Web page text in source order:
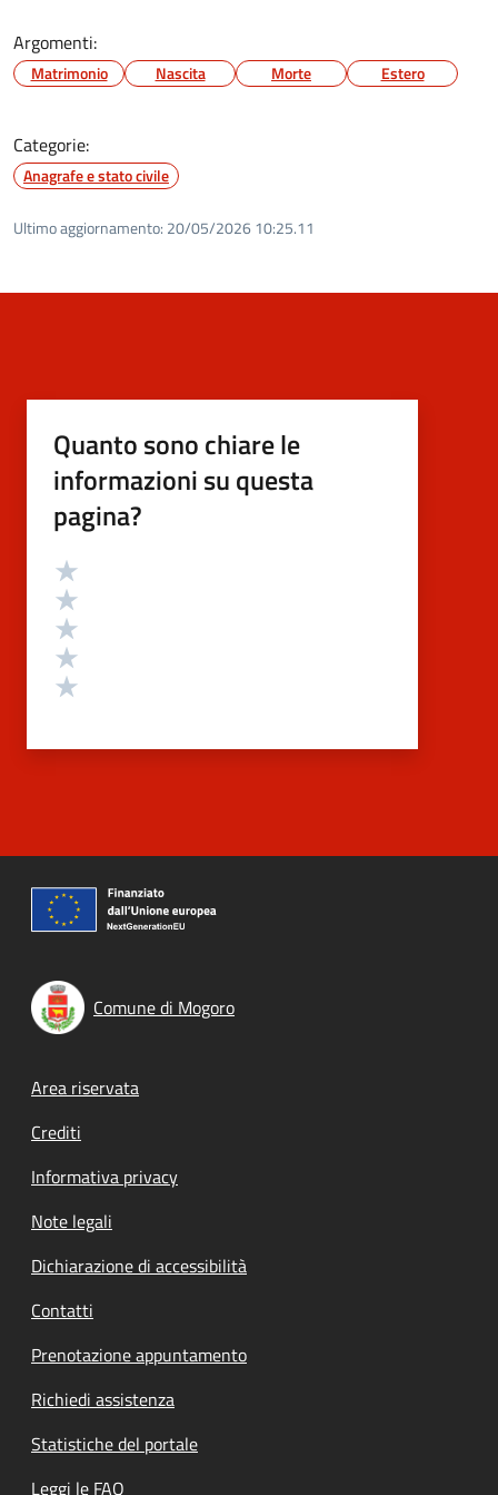
Argomenti:
Matrimonio Nascita Morte Estero
Categorie:
Anagrafe e stato civile
Ultimo aggiornamento: 20/05/2026 10:25.11
Quanto sono chiare le
informazioni su questa
pagina?
Valutazione
Comune di Mogoro
Footer menu
Area riservata
Crediti
Informativa privacy
Note legali
Dichiarazione di accessibilità
Contatti
Prenotazione appuntamento
Richiedi assistenza
Statistiche del portale
Leggi le FAQ